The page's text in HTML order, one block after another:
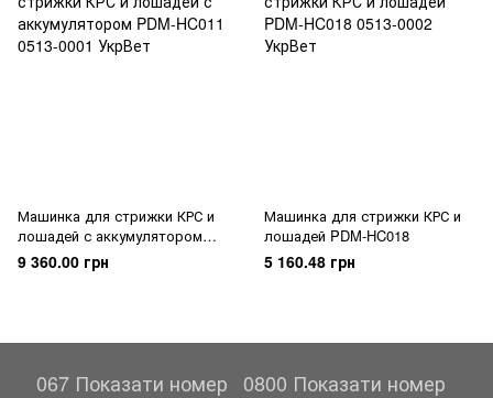
Машинка для стрижки КРС и
лошадей с аккумулятором
PDM-HC011
9 360.00 грн
Машинка для стрижки КРС и
лошадей PDM-HC018
5 160.48 грн
067 Показати номер 0800 Показати номер